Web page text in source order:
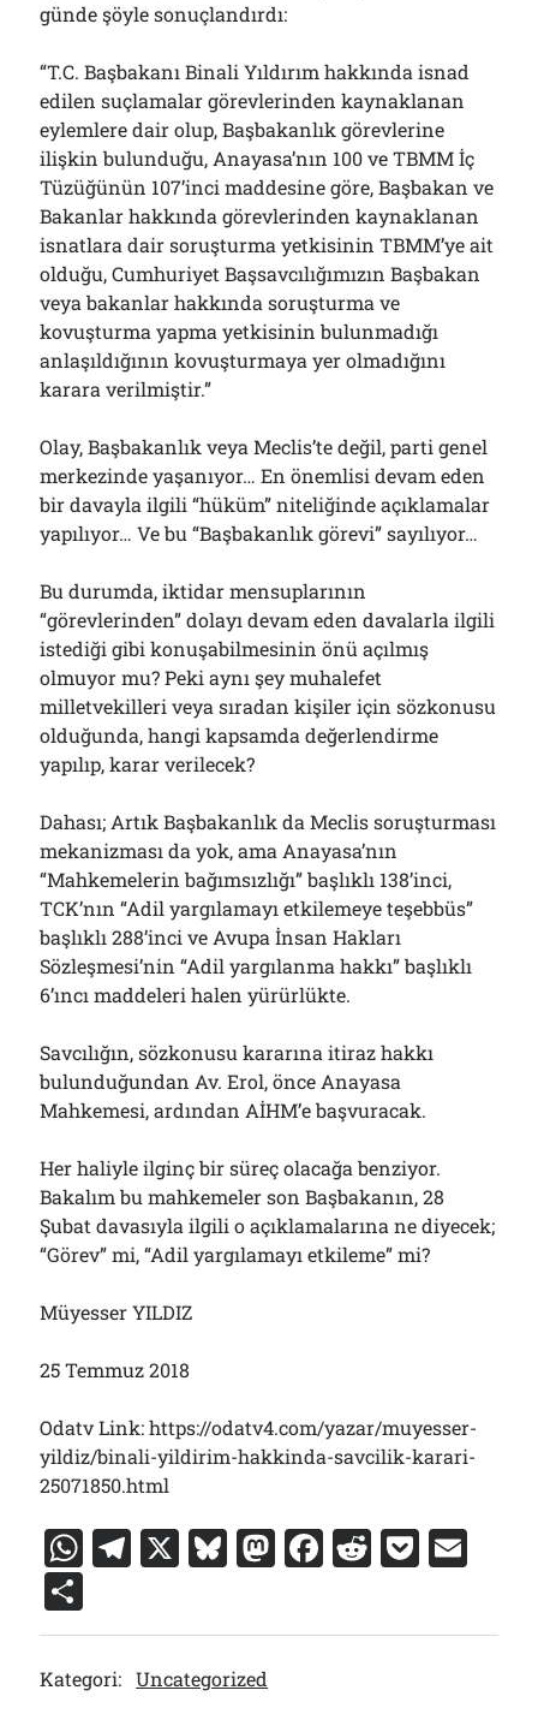
günde şöyle sonuçlandırdı:
“T.C. Başbakanı Binali Yıldırım hakkında isnad
edilen suçlamalar görevlerinden kaynaklanan
eylemlere dair olup, Başbakanlık görevlerine
ilişkin bulunduğu, Anayasa’nın 100 ve TBMM İç
Tüzüğünün 107’inci maddesine göre, Başbakan ve
Bakanlar hakkında görevlerinden kaynaklanan
isnatlara dair soruşturma yetkisinin TBMM’ye ait
olduğu, Cumhuriyet Başsavcılığımızın Başbakan
veya bakanlar hakkında soruşturma ve
kovuşturma yapma yetkisinin bulunmadığı
anlaşıldığının kovuşturmaya yer olmadığını
karara verilmiştir.”
Olay, Başbakanlık veya Meclis’te değil, parti genel
merkezinde yaşanıyor… En önemlisi devam eden
bir davayla ilgili “hüküm” niteliğinde açıklamalar
yapılıyor… Ve bu “Başbakanlık görevi” sayılıyor…
Bu durumda, iktidar mensuplarının
“görevlerinden” dolayı devam eden davalarla ilgili
istediği gibi konuşabilmesinin önü açılmış
olmuyor mu? Peki aynı şey muhalefet
milletvekilleri veya sıradan kişiler için sözkonusu
olduğunda, hangi kapsamda değerlendirme
yapılıp, karar verilecek?
Dahası; Artık Başbakanlık da Meclis soruşturması
mekanizması da yok, ama Anayasa’nın
“Mahkemelerin bağımsızlığı” başlıklı 138’inci,
TCK’nın “Adil yargılamayı etkilemeye teşebbüs”
başlıklı 288’inci ve Avupa İnsan Hakları
Sözleşmesi’nin “Adil yargılanma hakkı” başlıklı
6’ıncı maddeleri halen yürürlükte.
Savcılığın, sözkonusu kararına itiraz hakkı
bulunduğundan Av. Erol, önce Anayasa
Mahkemesi, ardından AİHM’e başvuracak.
Her haliyle ilginç bir süreç olacağa benziyor.
Bakalım bu mahkemeler son Başbakanın, 28
Şubat davasıyla ilgili o açıklamalarına ne diyecek;
“Görev” mi, “Adil yargılamayı etkileme” mi?
Müyesser YILDIZ
25 Temmuz 2018
Odatv Link: https://odatv4.com/yazar/muyesser-
yildiz/binali-yildirim-hakkinda-savcilik-karari-
25071850.html
W
at
s
A
T
e
gr
a
X Bl
e
s
k
M
st
F
c
R
d
P
c ai
h
ar
e
Kategori: Uncategorized